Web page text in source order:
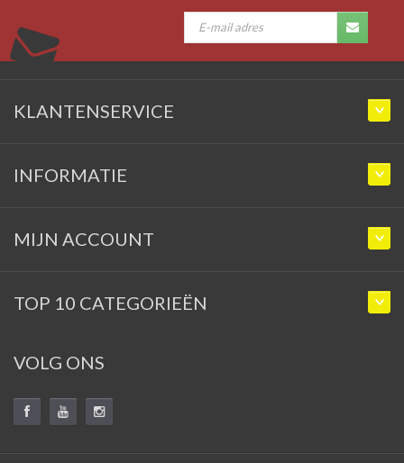
KLANTENSERVICE
INFORMATIE
MIJN ACCOUNT
TOP 10 CATEGORIEËN
VOLG ONS